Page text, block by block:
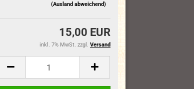
(Ausland abweichend)
15,00 EUR
inkl. 7% MwSt. zzgl. Versand